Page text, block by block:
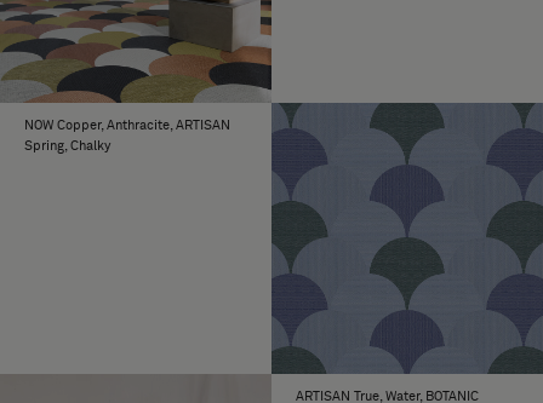
NOW Copper, Anthracite, ARTISAN
Spring, Chalky
ARTISAN True, Water, BOTANIC